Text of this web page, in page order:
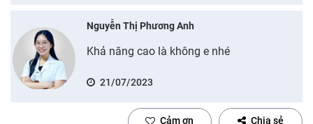
Nguyễn Thị Phương Anh
Khả năng cao là không e nhé
21/07/2023
Cảm ơn Chia sẻ